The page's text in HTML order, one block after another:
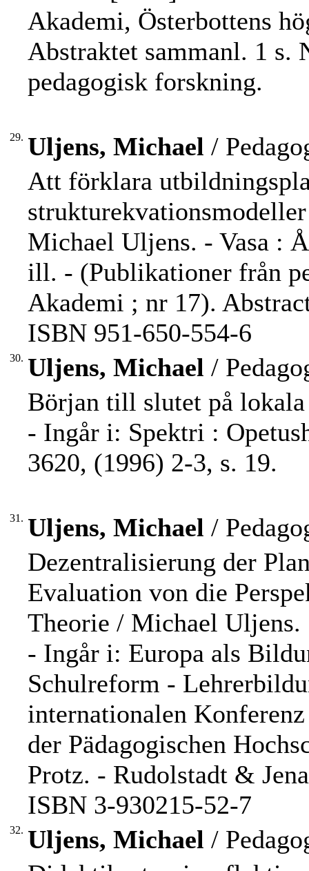
Akademi, Österbottens
Abstraktet sammanl. 1 s.
pedagogisk forskning.
29. Uljens, Michael /
Att förklara
Michael Uljens. - Vasa :
ill. - (Publikationer från
Akademi ; nr 17).
ISBN 951-650-554-6
30. Uljens, Michael /
Början till slutet på
- Ingår i: Spektri :
3620, (1996) 2-3, s. 19.
31. Uljens, Michael /
Dezentralisierung der
Evaluation von die
Theorie / Michael Uljens.
- Ingår i: Europa als
Schulreform -
internationalen
der Pädagogischen
Protz. - Rudolstadt &
ISBN 3-930215-52-7
32. Uljens, Michael /